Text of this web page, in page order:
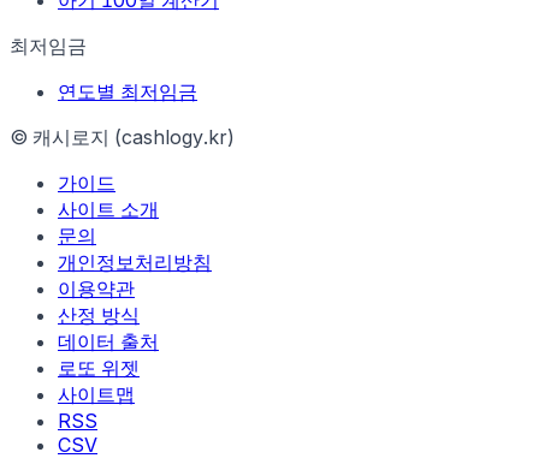
최저임금
연도별 최저임금
© 캐시로지 (cashlogy.kr)
가이드
사이트 소개
문의
개인정보처리방침
이용약관
산정 방식
데이터 출처
로또 위젯
사이트맵
RSS
CSV